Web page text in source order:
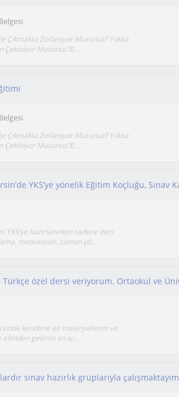
Çıkmakta Zorlanıyor Musunuz? Yoksa
Çekiniyor Musunuz?E...
Çıkmakta Zorlanıyor Musunuz? Yoksa
Çekiniyor Musunuz?E...
YKS’ye hazırlanırken sadece ders
motivasyon, zaman yö...
kendime ait materyallerim ve
gelenin en iy...
sınav hazırlık gruplarıyla çalışmaktayım